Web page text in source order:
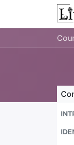
Se rendre au contenu